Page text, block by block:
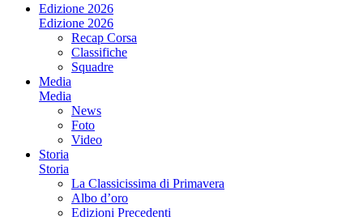
Edizione 2026
Edizione 2026
Recap Corsa
Classifiche
Squadre
Media
Media
News
Foto
Video
Storia
Storia
La Classicissima di Primavera
Albo d’oro
Edizioni Precedenti